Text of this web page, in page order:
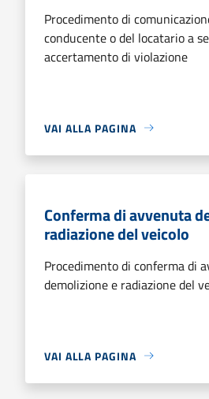
Procedimento di
conducente o del locatario a
accertamento di violazione
VAI ALLA PAGINA
Conferma di avvenuta
radiazione del veicolo
Procedimento di conferma di
demolizione e radiazione del
VAI ALLA PAGINA